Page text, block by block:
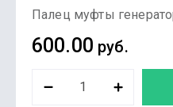
Палец муфты
600.00 руб.